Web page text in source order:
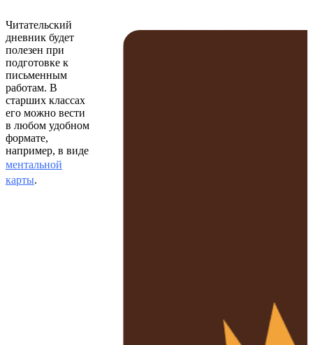
Читательский
дневник будет
полезен при
подготовке к
письменным
работам. В
старших классах
его можно вести
в любом удобном
формате,
например, в виде
ментальной
карты.